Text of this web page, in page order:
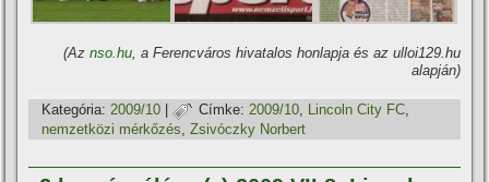
(Az nso.hu, a Ferencváros hivatalos honlapja és az ulloi129.hu
alapján)
Kategória: 2009/10 Címke: 2009/10 Lincoln City FC
nemzetközi mérkőzés ,Zsivóczky Norbert